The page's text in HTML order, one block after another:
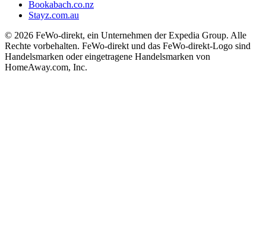
Bookabach.co.nz
Stayz.com.au
© 2026 FeWo-direkt, ein Unternehmen der Expedia Group. Alle
Rechte vorbehalten. FeWo-direkt und das FeWo-direkt-Logo sind
Handelsmarken oder eingetragene Handelsmarken von
HomeAway.com, Inc.